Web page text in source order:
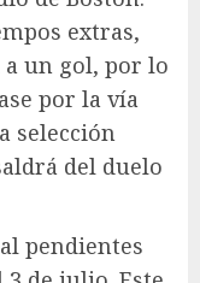
extras,
a un gol, por lo
por la vía
selección
del duelo
pendientes